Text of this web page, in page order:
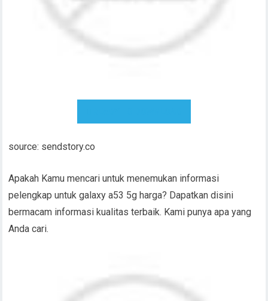
source: sendstory.co
Apakah Kamu mencari untuk menemukan informasi
pelengkap untuk galaxy a53 5g harga? Dapatkan disini
bermacam informasi kualitas terbaik. Kami punya apa yang
Anda cari.